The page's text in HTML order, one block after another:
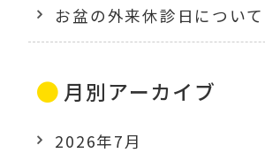
お盆の外来休診日について
月別アーカイブ
2026年7月